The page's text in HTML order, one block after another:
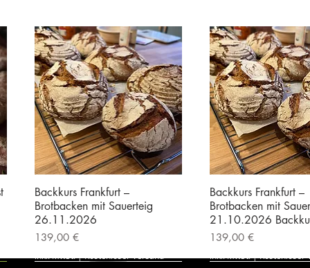
Backkurs Frankfurt –
Brotbacken mit Sauerteig
26.11.2026
Preis
139,00 €
Backkurs Frankfurt –
Brotbacken mit
21.10.2026
Preis
139,00 €